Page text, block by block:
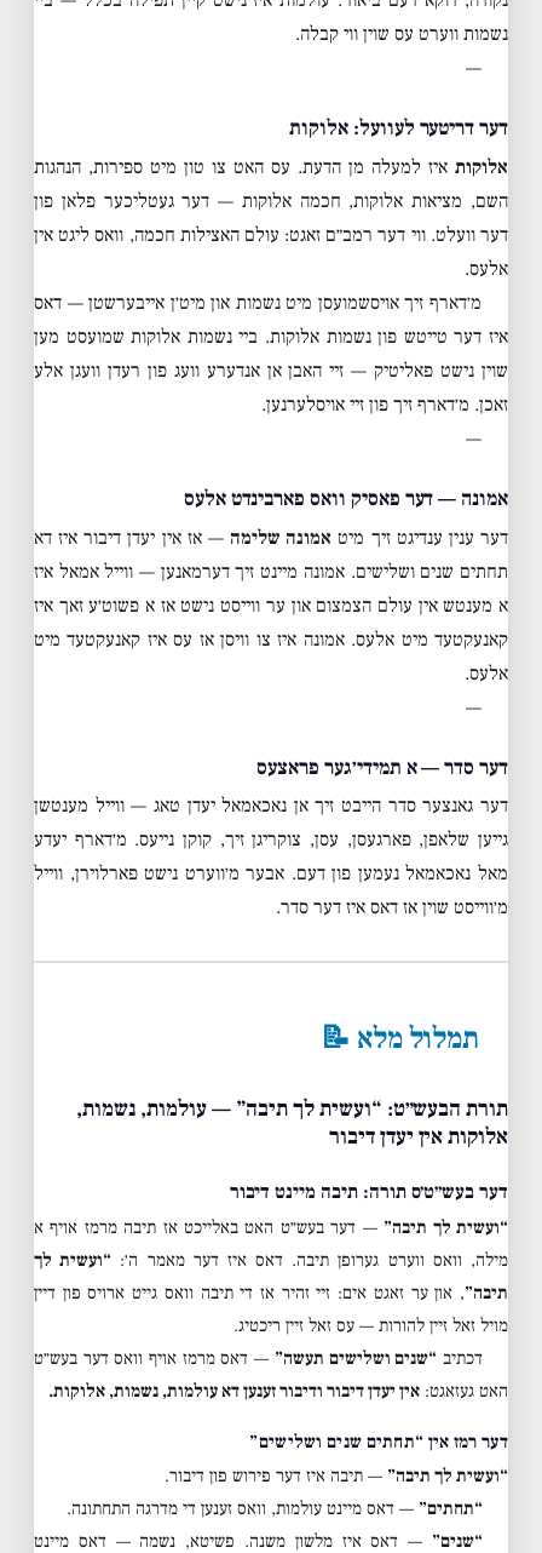
נשמות ווערט עס שוין ווי קבלה.
—
דער דריטער לעוועל: אלוקות
אלוקות איז למעלה מן הדעת. עס האט צו טון מיט ספירות, הנהגות
השם, מציאות אלוקות, חכמה אלוקות — דער געטליכער פלאן פון
דער וועלט. ווי דער רמב״ם זאגט: עולם האצילות חכמה, וואס ליגט אין
אלעס.
מ׳דארף זיך אויסשמועסן מיט נשמות און מיט׳ן אייבערשטן — דאס
איז דער טייטש פון נשמות אלוקות. ביי נשמות אלוקות שמועסט מען
שוין נישט פאליטיק — זיי האבן אן אנדערע וועג פון רעדן וועגן אלע
זאכן. מ׳דארף זיך פון זיי אויסלערנען.
—
אמונה — דער פאסיק וואס פארבינדט אלעס
דער ענין ענדיגט זיך מיט אמונה שלימה — אז אין יעדן דיבור איז דא
תחתים שנים ושלישים. אמונה מיינט זיך דערמאנען — ווייל אמאל איז
א מענטש אין עולם הצמצום און ער ווייסט נישט אז א פשוט׳ע זאך איז
קאנעקטעד מיט אלעס. אמונה איז צו וויסן אז עס איז קאנעקטעד מיט
אלעס.
—
דער סדר — א תמידי׳גער פראצעס
דער גאנצער סדר הייבט זיך אן נאכאמאל יעדן טאג — ווייל מענטשן
גייען שלאפן, פארגעסן, עסן, צוקריגן זיך, קוקן נייעס. מ׳דארף יעדע
מאל נאכאמאל נעמען פון דעם. אבער מ׳ווערט נישט פארלוירן, ווייל
מ׳ווייסט שוין אז דאס איז דער סדר.
תמלול מלא 📝
תורת הבעש״ט: “ועשית לך תיבה” — עולמות, נשמות,
אלוקות אין יעדן דיבור
דער בעש״ט׳ס תורה: תיבה מיינט דיבור
“ועשית לך תיבה” — דער בעש״ט האט באלייכט אז תיבה מרמז אויף א
מילה, וואס ווערט גערופן תיבה. דאס איז דער מאמר ה׳: “ועשית לך
תיבה”, און ער זאגט אים: זיי זהיר אז די תיבה וואס גייט ארויס פון דיין
מויל זאל זיין להורות — עס זאל זיין ריכטיג.
דכתיב “שנים ושלישים תעשה” — דאס מרמז אויף וואס דער בעש״ט
האט געזאגט: אין יעדן דיבור ודיבור זענען דא עולמות, נשמות, אלוקות.
דער רמז אין “תחתים שנים ושלישים”
“ועשית לך תיבה” — תיבה איז דער פירוש פון דיבור.
“תחתים” — דאס מיינט עולמות, וואס זענען די מדרגה התחתונה.
“שנים” — דאס איז מלשון משנה. פשיטא, נשמה — דאס מיינט